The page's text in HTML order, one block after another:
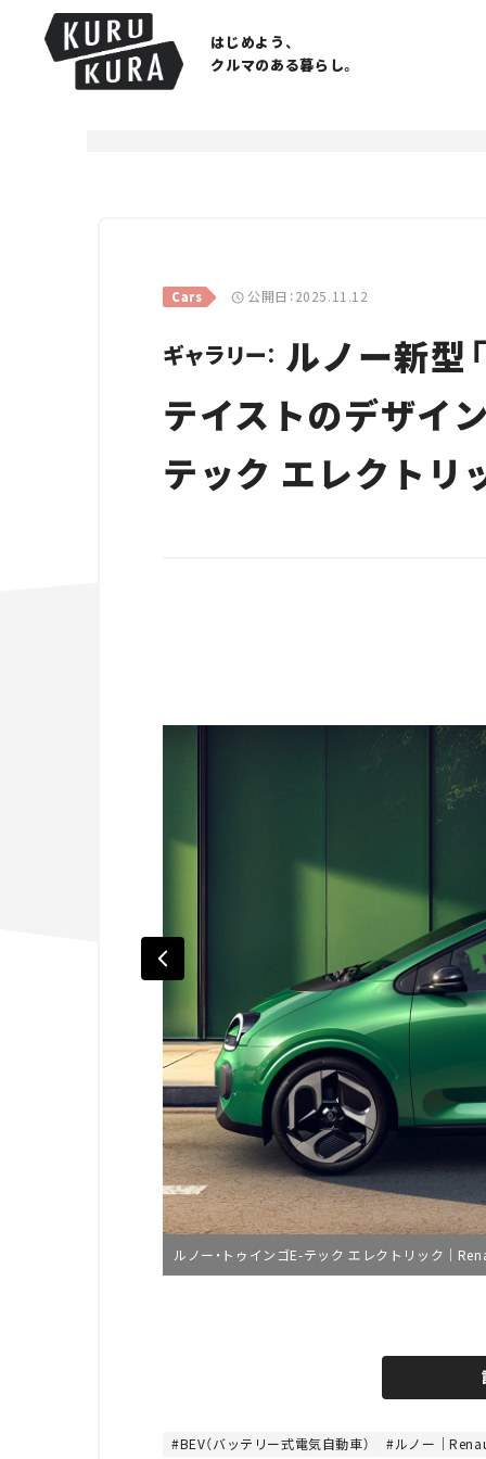
はじめよう、
クルマのある暮らし。
Cars 公開日：2025.11.12
ギャラリー： ルノー新型
テイストのデザイ
テック エレクトリ
ルノー・トゥインゴE-テック エレクトリック｜
8
BEV（バッテリー式電気自動車） ルノー｜